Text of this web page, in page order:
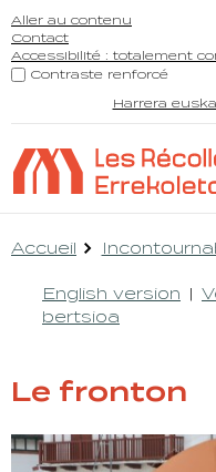
Aller au contenu
Contact
Accessibilité : totalement
Contraste renforcé
Harrera
Accueil
English version
bertsioa
Le fronton